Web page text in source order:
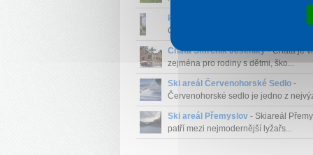
Rozhledna Zlatý Chlum
- Rozhledna
Chlum dominuje městečku Jeseník.....
Chata Smrčník Jeseníky- Chata je
zejména pro rodiny s dětmi, ško...
Ski areál Červenohorské Sedlo -
Červenohorské sedlo je jedno z
Ski areál Přemyslov - Skiareál
patří mezi nejmodernější lyžařs...